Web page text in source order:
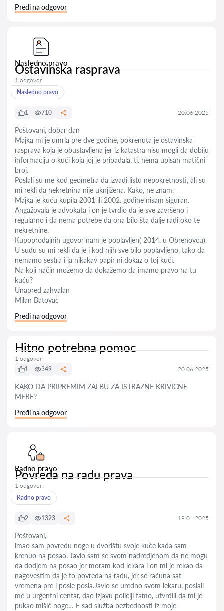
Pređi na odgovor
Nasledno pravo
Ostavinska rasprava
1 odgovor
Nasledno pravo
1 710 20.06.2025
Poštovani, dobar dan
Majka mi je umrla pre dve godine, pokrenuta je ostavinska
rasprava koja je obustavljena jer iz katastra nisu mogli da dobiju
informaciju o kući koja joj je pripadala, tj. nema upisan matični
broj.
Poslali su me kod geometra da izvadi listu nepokretnosti, ali su
mi rekli da nekretnina nije uknjižena. Kako, ne znam.
Majka je kuću kupila 2001 ili 2002. godine nisam siguran.
Angažovala je advokata i on je tvrdio da je sve završeno i
regularno i da nema potrebe da ona bilo šta dalje radi oko te
nekretnine.
Kupoprodajnih ugovor nam je poplavljen( 2014. u Obrenovcu).
U sudu su mi rekli da je i kod njih sve bilo poplavljeno, tako da
nemamo sestra i ja nikakav papir ni dokaz o toj kući.
Na koji način možemo da dokažemo da imamo pravo na tu
kuću?
Unapred zahvalan
Milan Batovac
Pređi na odgovor
Hitno potrebna pomoc
1 odgovor
1
349 20.06.2025
KAKO DA PRIPREMIM ZALBU ZA ISTRAZNE KRIVICNE
MERE?
Pređi na odgovor
Radno pravo
Povreda na radu prava
1 odgovor
Radno pravo
2 1323 19.04.2025
Poštovani,
imao sam povredu noge u dvorištu svoje kuće kada sam
krenuo na posao. Javio sam se svom nadredjenom da ne mogu
da dodjem na posao jer moram kod lekara i on mi je rekao da
nagovestim da je to povreda na radu, jer se računa sat
vremena pre i posle posla.Javio se uredno svom lekaru, poslali
me u urgentni centar, dao izjavu policiji tamo, utvrdili da mi je
pukao mišić noge… E sad služba bezbednosti iz moje